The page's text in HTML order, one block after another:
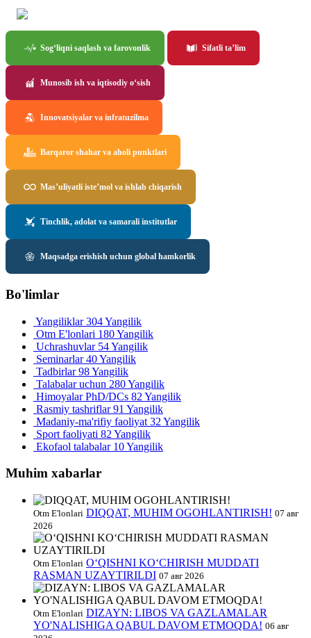
Sog‘liqni saqlash va farovonlik Sifatli ta’lim
Munosib ish va iqtisodiy o‘sish
Innovatsiyalar va infratuzilma
Barqaror shahar va aholi punktlari
Mas’uliyatli iste’mol va ishlab chiqarish
Tinchlik, adolat va samarali institutlar
Maqsadga erishish uchun global hamkorlik
Bo'limlar
Yangiliklar304 Yangilik
Otm E'lonlari 180 Yangilik
Uchrashuvlar 54 Yangilik
Seminarlar40 Yangilik
Tadbirlar98 Yangilik
Talabalar uchun 280 Yangilik
Himoyalar PhD/DCs 82 Yangilik
Rasmiy tashriflar91 Yangilik
Madaniy-ma'rifiy faoliyat 32 Yangilik
Sport faoliyati 82 Yangilik
Ekofaol talabalar 10 Yangilik
Muhim xabarlar
Otm E'lonlari DIQQAT, MUHIM OGOHLANTIRISH! 07 авг
2026
Otm E'lonlari O‘QISHNI KO‘CHIRISH MUDDATI
RASMAN UZAYTIRILDI 07 авг 2026
Otm E'lonlari DIZAYN: LIBOS VA GAZLAMALAR
YO'NALISHIGA QABUL DAVOM ETMOQDA! 06 авг